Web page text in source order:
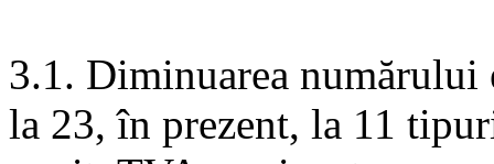
3.1. Diminuarea numărului
la 23, în prezent, la 11